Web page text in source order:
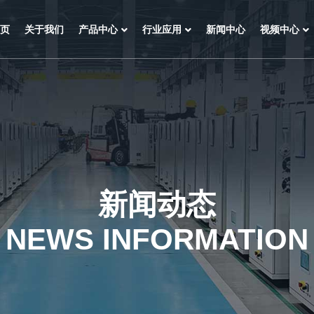
关于我们 产品中心 行业应用 新闻中心 视频中心
新闻动态
NEWS INFORMATION